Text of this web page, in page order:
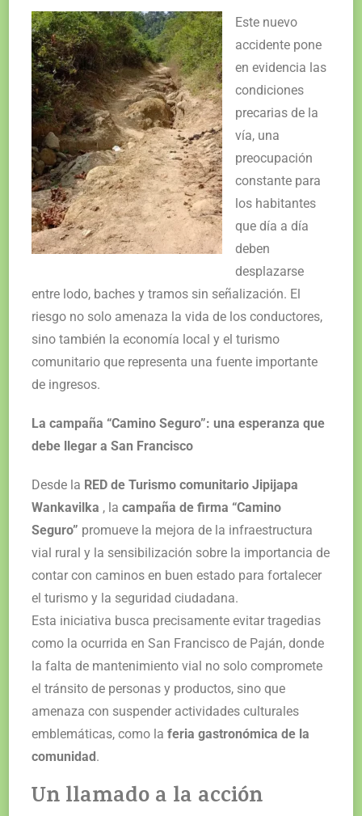
Este nuevo
accidente pone
en evidencia las
condiciones
precarias de la
vía, una
preocupación
constante para
los habitantes
que día a día
deben
desplazarse
entre lodo, baches y tramos sin señalización. El
riesgo no solo amenaza la vida de los conductores,
sino también la economía local y el turismo
comunitario que representa una fuente importante
de ingresos.
La campaña “Camino Seguro”: una esperanza que
debe llegar a San Francisco
Desde la RED de Turismo comunitario Jipijapa
Wankavilka , la campaña de firma “Camino
Seguro” promueve la mejora de la infraestructura
vial rural y la sensibilización sobre la importancia de
contar con caminos en buen estado para fortalecer
el turismo y la seguridad ciudadana.
Esta iniciativa busca precisamente evitar tragedias
como la ocurrida en San Francisco de Paján, donde
la falta de mantenimiento vial no solo compromete
el tránsito de personas y productos, sino que
amenaza con suspender actividades culturales
emblemáticas, como la feria gastronómica de la
comunidad.
Un llamado a la acción